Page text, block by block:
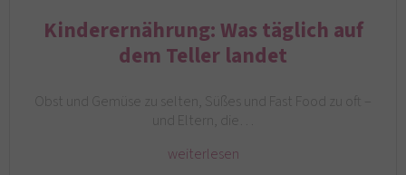
Kinderernährung: Was täglich auf
dem Teller landet
Obst und Gemüse zu selten, Süßes und Fast Food zu oft –
und Eltern, die…
weiterlesen